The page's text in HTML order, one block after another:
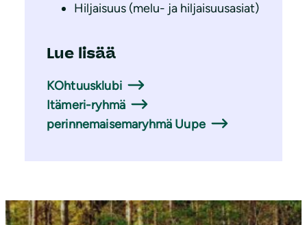
Hiljaisuus (melu- ja hiljaisuusasiat)
Lue lisää
KOhtuusklubi
Itämeri-ryhmä
perinnemaisemaryhmä Uupe